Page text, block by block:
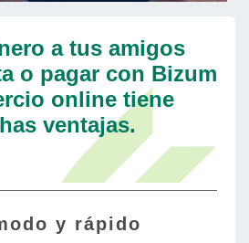
a tus amigos
o pagar con Bizum
online tiene
ventajas.
y rápido